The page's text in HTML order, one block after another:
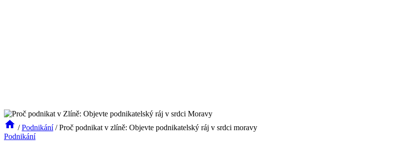
/ Podnikání / Proč podnikat v zlíně: Objevte podnikatelský ráj v srdci moravy
Podnikání